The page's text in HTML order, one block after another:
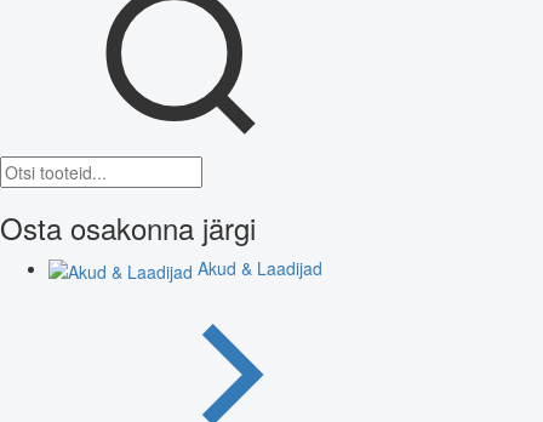
Osta osakonna järgi
Akud & Laadijad